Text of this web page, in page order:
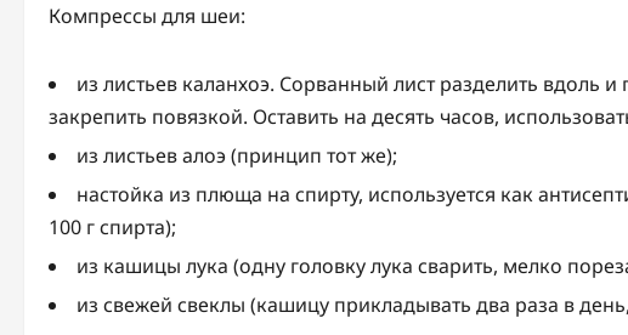
Компрессы для шеи:
из листьев каланхоэ. Сорванный лист разделить вдоль
закрепить повязкой. Оставить на десять часов,
из листьев алоэ (принцип тот же);
настойка из плюща на спирту, используется как
100 г спирта);
из кашицы лука (одну головку лука сварить, мелко
из свежей свеклы (кашицу прикладывать два раза в